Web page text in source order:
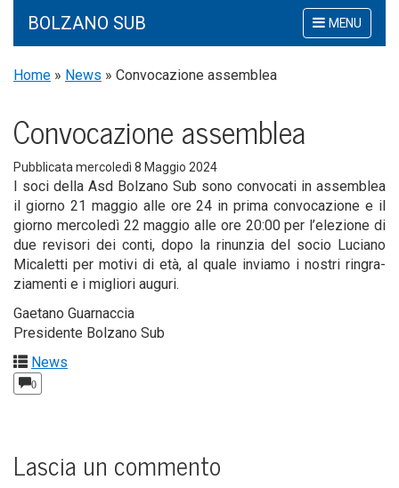
Mostra
o
MENU
BOLZANO SUB
Home » News » Convocazione assemblea
Con­vo­ca­zio­ne assemblea
Pubblicata mercoledì 8 Maggio 2024
I soci del­la Asd Bol­za­no Sub sono con­vo­ca­ti in assem­blea
il gior­no 21 mag­gio alle ore 24 in pri­ma con­vo­ca­zio­ne e il
gior­no mer­co­le­dì 22 mag­gio alle ore 20:00 per l’elezione di
due revi­so­ri dei con­ti, dopo la rinun­zia del socio Lucia­no
Mica­let­ti per moti­vi di età, al qua­le invia­mo i nostri rin­gra­
zia­men­ti e i miglio­ri auguri.
Gae­ta­no Guarnaccia
Pre­si­den­te Bol­za­no Sub
News
0
Lascia un commento